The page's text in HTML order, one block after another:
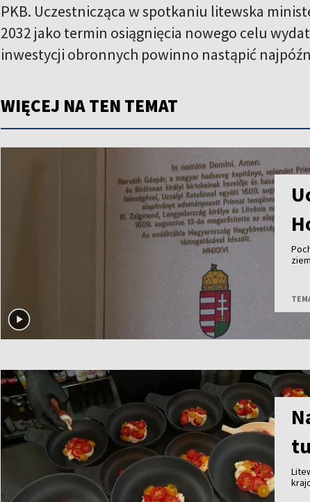
PKB. Uczestnicząca w spotkaniu litewska
2032 jako termin osiągnięcia nowego celu
inwestycji obronnych powinno nastąpić
WIĘCEJ NA TEN TEMAT